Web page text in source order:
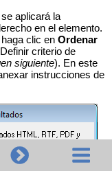
aplicará la
en el elemento.
haga clic enOrdenar
criterio de
siguiente). En este
instrucciones de